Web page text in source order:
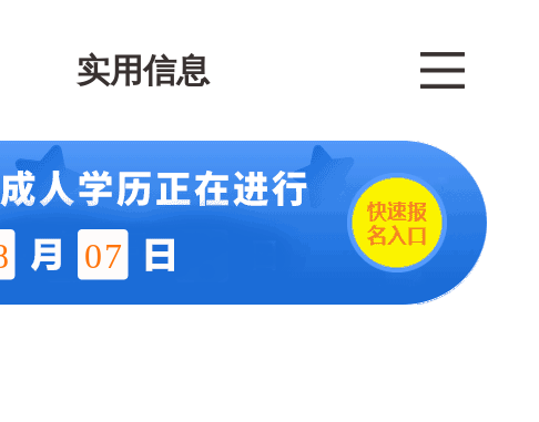
实用信息
07